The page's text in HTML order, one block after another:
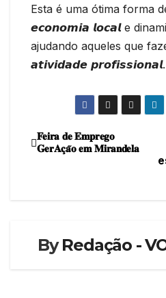
Esta é uma ótima forma
𝙚𝙘𝙤𝙣𝙤𝙢𝙞𝙖 𝙡𝙤𝙘𝙖𝙡 e
ajudando aqueles que
𝙖𝙩𝙞𝙫𝙞𝙙𝙖𝙙𝙚 𝙥𝙧𝙤𝙛𝙞𝙨𝙨𝙞𝙤𝙣𝙖𝙡.
Navegação
𝐅𝐞𝐢𝐫𝐚 𝐝𝐞 𝐄𝐦𝐩𝐫𝐞𝐠𝐨
𝐆𝐞𝐫𝐀𝐜̧𝐚̃𝐨 𝐞𝐦 𝐌𝐢𝐫𝐚𝐧𝐝𝐞𝐥𝐚
ByRedação -